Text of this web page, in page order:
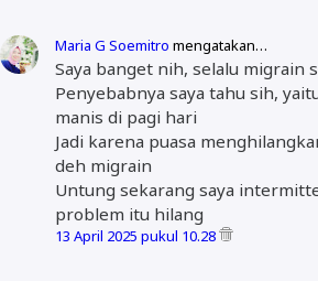
Maria G Soemitro mengatakan…
Saya banget nih, selalu migrain
Penyebabnya saya tahu sih,
manis di pagi hari
Jadi karena puasa
deh migrain
Untung sekarang saya
problem itu hilang
13 April 2025 pukul 10.28